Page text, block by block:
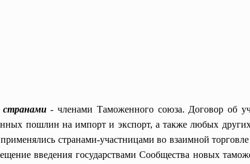
- членами Таможенного союза. Договор об
пошлин на импорт и экспорт, а также любых
странами-участницами во взаимной
введения государствами Сообщества новых